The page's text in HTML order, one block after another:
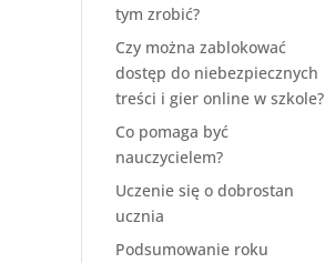
tym zrobić?
Czy można zablokować
dostęp do niebezpiecznych
treści i gier online w szkole?
Co pomaga być
nauczycielem?
Uczenie się o dobrostan
ucznia
Podsumowanie roku